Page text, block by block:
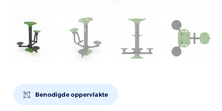
Benodigde oppervlakte